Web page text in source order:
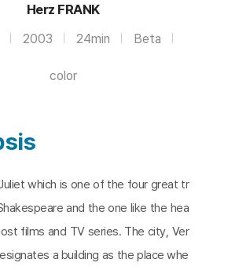
Herz FRANK
2003 24min Beta
color
which is one of the four great tr
and the one like the hea
films and TV series. The city, Ver
a building as the place whe